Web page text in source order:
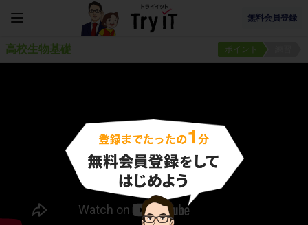
無料会員登録
高校生物基礎 ポイント